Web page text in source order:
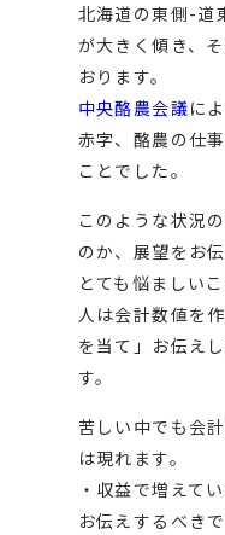
北海道の東側-道
が大きく傾き、
おります。
中央酪農会議に
赤字、酪農の仕
ことでした。
このような状況
のか、展望をお
とても悩ましい
人は会計数値を
を当て」お伝え
す。
苦しい中でも会
は現れます。
・収益で増えて
お伝えするべき